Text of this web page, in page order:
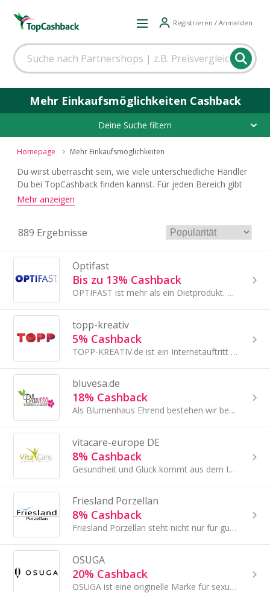
Registrieren / Anmelden
Mehr Einkaufsmöglichkeiten Cashback
Deine Suche filtern
Homepage Mehr Einkaufsmöglichkeiten
Du wirst überrascht sein, wie viele unterschiedliche Händler
Du bei TopCashback finden kannst. Für jeden Bereich gibt
es einen attraktiven Cashback-Deal.
Mehr anzeigen
889 Ergebnisse
Optifast
Bis zu 13% Cashback
OPTIFAST ist mehr als ein Dietprodukt. OPTIFAST steht für einen ganzheitlichen Ansatz.
topp-kreativ
5% Cashback
TOPP-KREATIV.de ist ein Internetauftritt der frechverlag GmbH.
bluvesa.de
18% Cashback
Als Blumenhaus Ehrend bestehen wir bereits seit mehr als 60 Jahren. Du findest hier vom klassischen Strauß, der Dir und Deinen Lieben eine Freude...
vitacare-europe DE
8% Cashback
Gesundheit und Glück kommt aus dem Inneren und sollte stets an erster Stelle stehen. Nimm dein Glück ab sofort selbst in die Hand und bringe...
Friesland Porzellan
8% Cashback
Friesland Porzellan steht nicht nur für gutes Porzellan als Marke, sondern ist auch verbunden mit dem norddeutschen Stil und Charakter, spare jetzt..
OSUGA
20% Cashback
OSUGA ist eine originelle Marke für sexuelle Wellness mit einem Jahresumsatz von über 20.000.000 Dollar.